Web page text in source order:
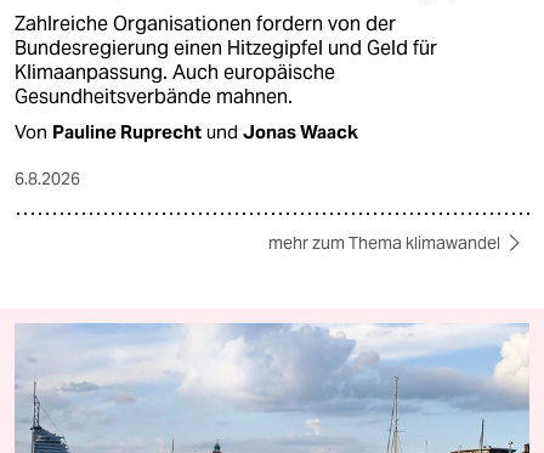
Zahlreiche Organisationen fordern von der
Bundesregierung einen Hitzegipfel und Geld für
Klimaanpassung. Auch europäische
Gesundheitsverbände mahnen.
Von Pauline Ruprecht und Jonas Waack
6.8.2026
mehr zum Thema klimawandel